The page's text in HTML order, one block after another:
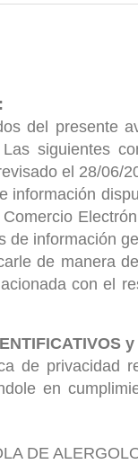
del presente
siguientes
el 28/06/
información
de información
de manera
con el
de privacidad
en
DE